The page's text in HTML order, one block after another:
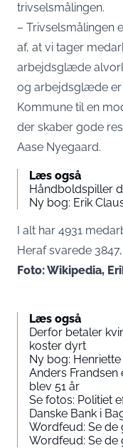
trivselsmålingen.
– Trivselsmålingen
af, at vi tager
arbejdsglæde
og arbejdsglæde er
Kommune til en
der skaber gode
Aase Nyegaard.
Læs også
Håndboldspiller
Ny bog: Erik
I alt har 4931
Heraf svarede
Foto: Wikipedia,
Læs også
Derfor betaler
koster dyrt
Ny bog:
Anders
blev 51 år
Se fotos: Politiet
Danske Bank i
Wordfeud: Se de
Wordfeud: Se